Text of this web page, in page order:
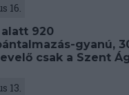
16.
920
gyanú,
csak a Szent
13.